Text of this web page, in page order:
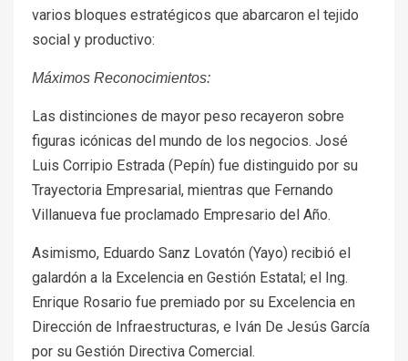
varios bloques estratégicos que abarcaron el tejido
social y productivo:
Máximos Reconocimientos:
Las distinciones de mayor peso recayeron sobre
figuras icónicas del mundo de los negocios. José
Luis Corripio Estrada (Pepín) fue distinguido por su
Trayectoria Empresarial, mientras que Fernando
Villanueva fue proclamado Empresario del Año.
Asimismo, Eduardo Sanz Lovatón (Yayo) recibió el
galardón a la Excelencia en Gestión Estatal; el Ing.
Enrique Rosario fue premiado por su Excelencia en
Dirección de Infraestructuras, e Iván De Jesús García
por su Gestión Directiva Comercial.